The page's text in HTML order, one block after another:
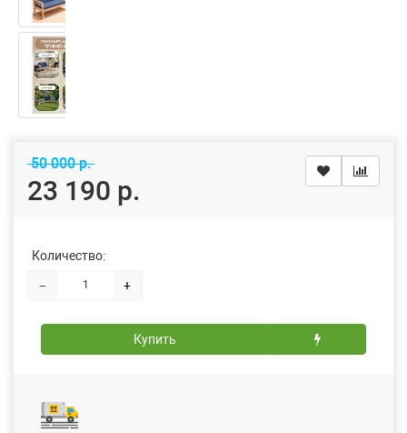
50 000 р.
23 190 р.
Количество:
− +
Купить